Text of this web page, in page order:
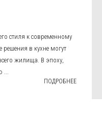
стиля к современному
в кухне могут
жилища. В эпоху,
...
ПОДРОБНЕЕ